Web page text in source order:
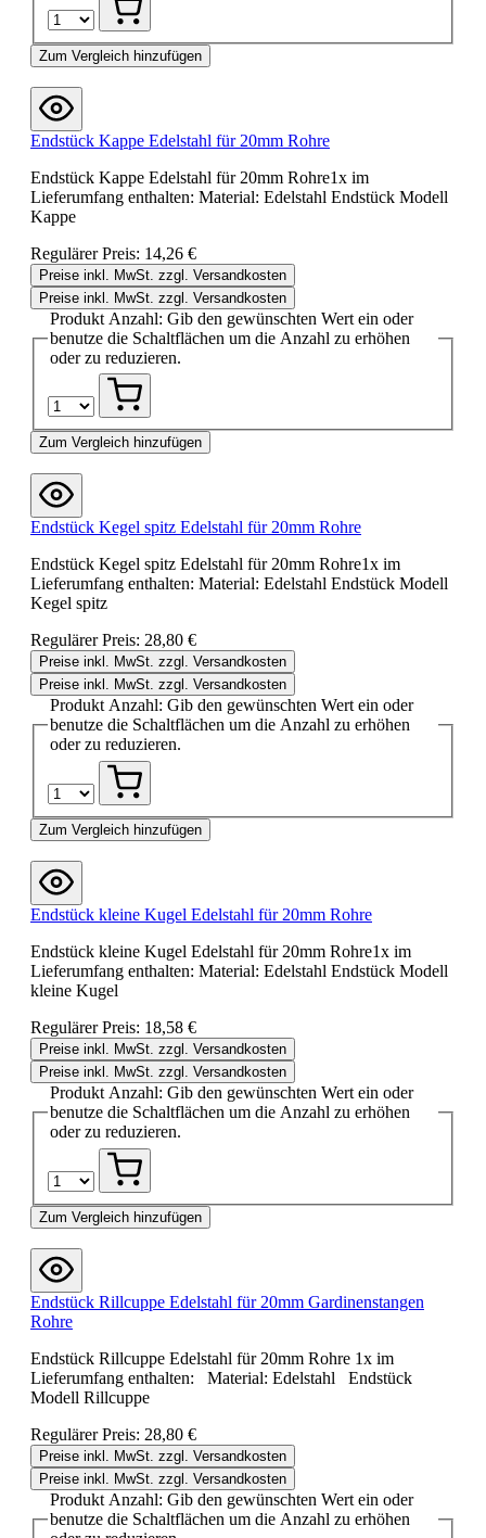
Zum Vergleich hinzufügen
Endstück Kappe Edelstahl für 20mm Rohre
Endstück Kappe Edelstahl für 20mm Rohre1x im
Lieferumfang enthalten: Material: Edelstahl Endstück Modell
Kappe
Regulärer Preis: 14,26 €
Preise inkl. MwSt. zzgl. Versandkosten
Preise inkl. MwSt. zzgl. Versandkosten
Produkt Anzahl: Gib den gewünschten Wert ein oder
benutze die Schaltflächen um die Anzahl zu erhöhen
oder zu reduzieren.
Zum Vergleich hinzufügen
Endstück Kegel spitz Edelstahl für 20mm Rohre
Endstück Kegel spitz Edelstahl für 20mm Rohre1x im
Lieferumfang enthalten: Material: Edelstahl Endstück Modell
Kegel spitz
Regulärer Preis: 28,80 €
Preise inkl. MwSt. zzgl. Versandkosten
Preise inkl. MwSt. zzgl. Versandkosten
Produkt Anzahl: Gib den gewünschten Wert ein oder
benutze die Schaltflächen um die Anzahl zu erhöhen
oder zu reduzieren.
Zum Vergleich hinzufügen
Endstück kleine Kugel Edelstahl für 20mm Rohre
Endstück kleine Kugel Edelstahl für 20mm Rohre1x im
Lieferumfang enthalten: Material: Edelstahl Endstück Modell
kleine Kugel
Regulärer Preis: 18,58 €
Preise inkl. MwSt. zzgl. Versandkosten
Preise inkl. MwSt. zzgl. Versandkosten
Produkt Anzahl: Gib den gewünschten Wert ein oder
benutze die Schaltflächen um die Anzahl zu erhöhen
oder zu reduzieren.
Zum Vergleich hinzufügen
Endstück Rillcuppe Edelstahl für 20mm Gardinenstangen
Rohre
Endstück Rillcuppe Edelstahl für 20mm Rohre 1x im
Lieferumfang enthalten: Material: Edelstahl Endstück
Modell Rillcuppe
Regulärer Preis: 28,80 €
Preise inkl. MwSt. zzgl. Versandkosten
Preise inkl. MwSt. zzgl. Versandkosten
Produkt Anzahl: Gib den gewünschten Wert ein oder
benutze die Schaltflächen um die Anzahl zu erhöhen